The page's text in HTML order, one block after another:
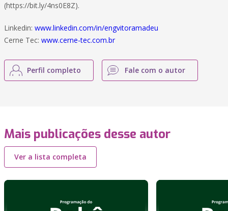
(https://bit.ly/4ns0E8Z).
Linkedin: www.linkedin.com/in/engvitoramadeu
Cerne Tec: www.cerne-tec.com.br
Perfil completo Fale com o autor
Mais publicações desse autor
Ver a lista completa